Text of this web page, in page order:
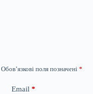
Обов’язкові поля позначені *
Email *